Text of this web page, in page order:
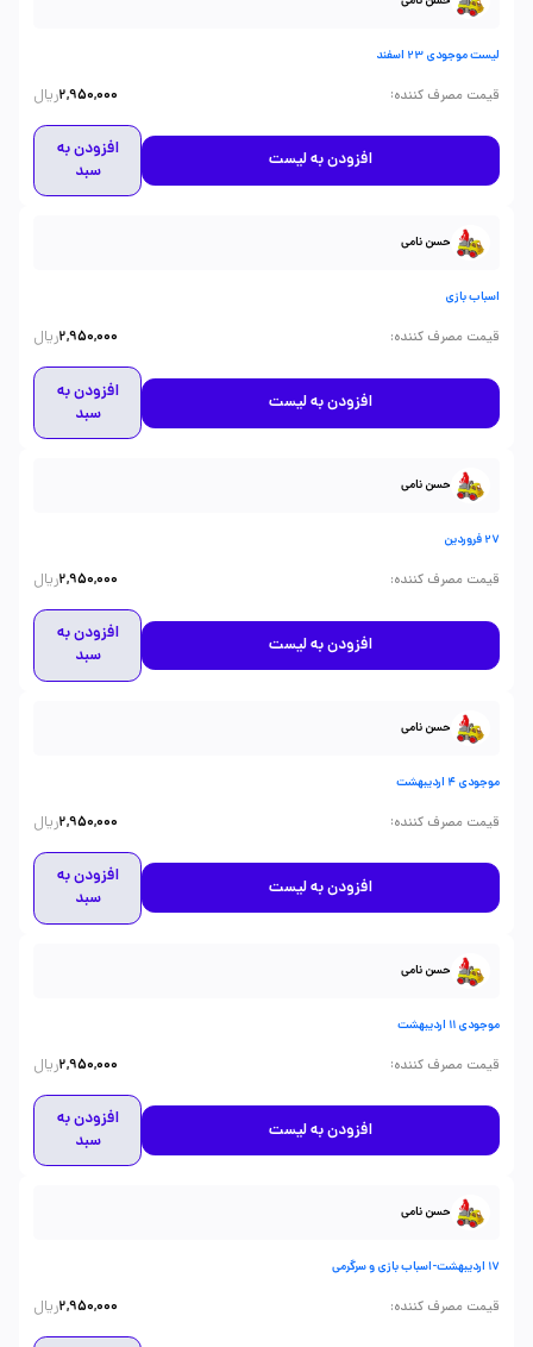
لیست موجودی 23 اسفند
قیمت مصرف کننده:
2,950,000ریال
افزودن به لیست
افزودن به
سبد
حسن نامی
اسباب بازی
قیمت مصرف کننده:
2,950,000ریال
افزودن به لیست
افزودن به
سبد
حسن نامی
27 فروردین
قیمت مصرف کننده:
2,950,000ریال
افزودن به لیست
افزودن به
سبد
حسن نامی
موجودی 4 اردیبهشت
قیمت مصرف کننده:
2,950,000ریال
افزودن به لیست
افزودن به
سبد
حسن نامی
موجودی 11 اردیبهشت
قیمت مصرف کننده:
2,950,000ریال
افزودن به لیست
افزودن به
سبد
حسن نامی
17 اردیبهشت-اسباب بازی و سرگرمی
قیمت مصرف کننده:
2,950,000ریال